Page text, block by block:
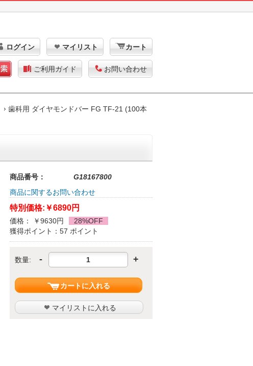
ログイン マイリスト カート
ご利用ガイド お問い合わせ
歯科用 ダイヤモンドバー FG TF-21 (100本
商品番号：
G18167800
商品に関するお問い合わせ
特別価格: ￥6890円
価格： ￥9630円
28%OFF
獲得ポイント：57 ポイント
数量: - +
カートに入れる
マイリストに入れる